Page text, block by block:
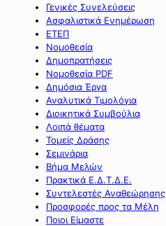
Γενικές Συνελεύσεις
Ασφαλιστικά Ενημέρωση
ΕΤΕΠ
Νομοθεσία
Δημοπρατήσεις
Νομοθεσία PDF
Δημόσια Έργα
Αναλυτικά Τιμολόγια
Διοικητικά Συμβούλια
Λοιπά θέματα
Τομείς Δράσης
Σεμινάρια
Βήμα Μελών
Πρακτικά Ε.Δ.Τ.Δ.Ε.
Συντελεστές Αναθεώρησης
Προσφορές προς τα Μέλη
Ποιοι Είμαστε